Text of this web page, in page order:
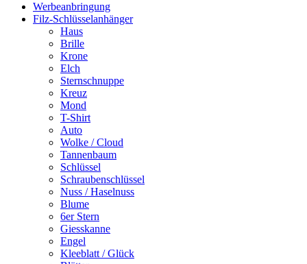
Werbeanbringung
Filz-Schlüsselanhänger
Haus
Brille
Krone
Elch
Sternschnuppe
Kreuz
Mond
T-Shirt
Auto
Wolke / Cloud
Tannenbaum
Schlüssel
Schraubenschlüssel
Nuss / Haselnuss
Blume
6er Stern
Giesskanne
Engel
Kleeblatt / Glück